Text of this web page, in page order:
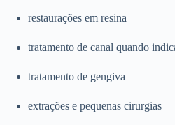
restaurações em resina
tratamento de canal quando
tratamento de gengiva
extrações e pequenas cirurgias